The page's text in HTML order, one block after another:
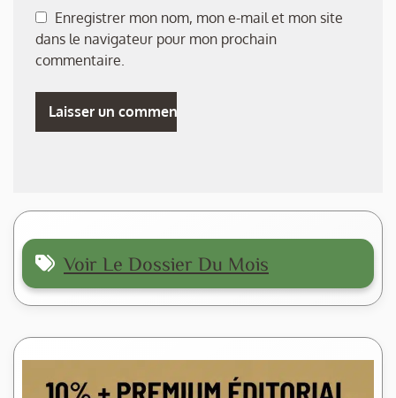
Enregistrer mon nom, mon e-mail et mon site
dans le navigateur pour mon prochain
commentaire.
Voir Le Dossier Du Mois